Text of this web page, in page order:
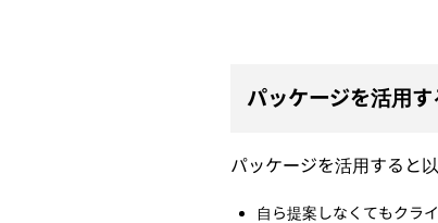
パッケージを活用
パッケージを活用すると
自ら提案しなくてもクラ